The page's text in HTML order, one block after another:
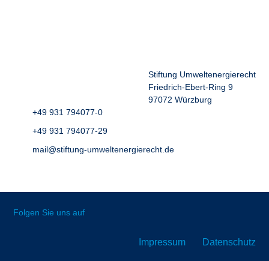
Stiftung Umweltenergierecht
Friedrich-Ebert-Ring 9
97072 Würzburg
+49 931 794077-0
+49 931 794077-29
mail@stiftung-umweltenergierecht.de
Folgen Sie uns auf
Impressum Datenschutz